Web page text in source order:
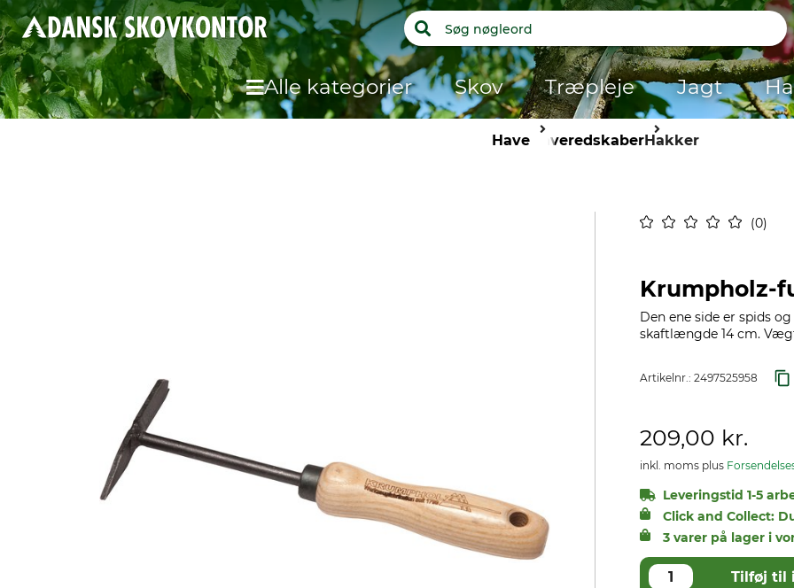
Alle kategorier Skov Træpleje Jagt
Have HaveredskaberHakker
0
Krumpholz-
Den ene side er spids
skaftlængde 14 cm.
Artikelnr.: 2497525958
209,00 kr.
inkl. moms plus
Leveringstid 1-5
Click and Collect:
3 varer på lager i
Tilføj til